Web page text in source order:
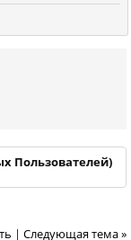
Пользователей)
| Следующая тема »